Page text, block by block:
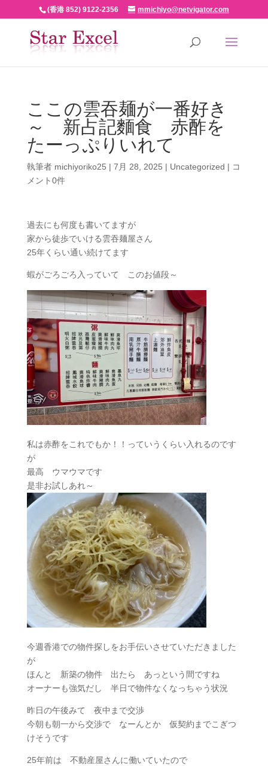
(香港 852) 9122-2356 mmichiyo@netvigator.com
ここの雲吞麺が一番好き
～ 新占記麵食 赤酢を
たーっぷりいれて
執筆者 michiyoriko25 | 7月 28, 2025 | Uncategorized | コ
メント0件
過去にも何度も書いてますが
家から徒歩でいける雲吞麺屋さん
25年くらい通い続けてます
蝦がごろごろ入っていて このお値段～
私は赤酢をこれでもか！！っていうくらい入れるのです
が
最高 ウマウマです
是非お試しあれ～
今週香港での物件探しをお手伝いさせていただきました
が
ほんと 新築の物件 出たら あっという間ですね
オーナーも強気だし 半日で物件なくなっちゃう状況
昨日の午後みて 夜中まで交渉
今朝も朝一から交渉で なーんとか 仮契約までこぎつ
けそうです
25年前は 不動産屋さんに働いていたので